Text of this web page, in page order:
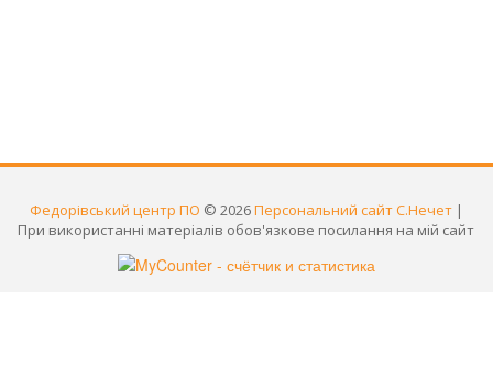
Федорівський центр ПО © 2026Персональний сайт С.Нечет |
При використанні матеріалів обов'язкове посилання на мій сайт